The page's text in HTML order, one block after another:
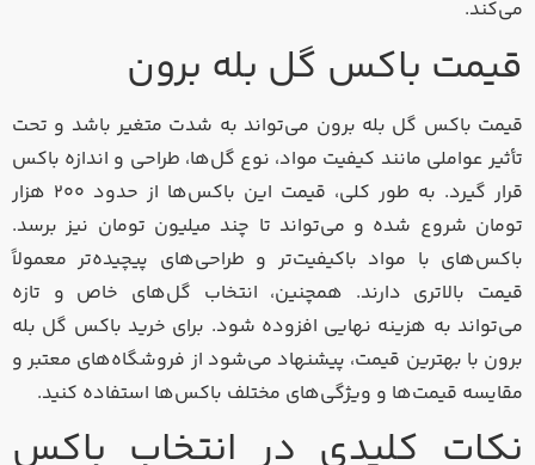
می‌کند.
قیمت باکس گل بله برون
قیمت باکس گل بله برون می‌تواند به شدت متغیر باشد و تحت
تأثیر عواملی مانند کیفیت مواد، نوع گل‌ها، طراحی و اندازه باکس
قرار گیرد. به طور کلی، قیمت این باکس‌ها از حدود ۲۰۰ هزار
تومان شروع شده و می‌تواند تا چند میلیون تومان نیز برسد.
باکس‌های با مواد باکیفیت‌تر و طراحی‌های پیچیده‌تر معمولاً
قیمت بالاتری دارند. همچنین، انتخاب گل‌های خاص و تازه
می‌تواند به هزینه نهایی افزوده شود. برای خرید باکس گل بله
برون با بهترین قیمت، پیشنهاد می‌شود از فروشگاه‌های معتبر و
مقایسه قیمت‌ها و ویژگی‌های مختلف باکس‌ها استفاده کنید.
نکات کلیدی در انتخاب باکس